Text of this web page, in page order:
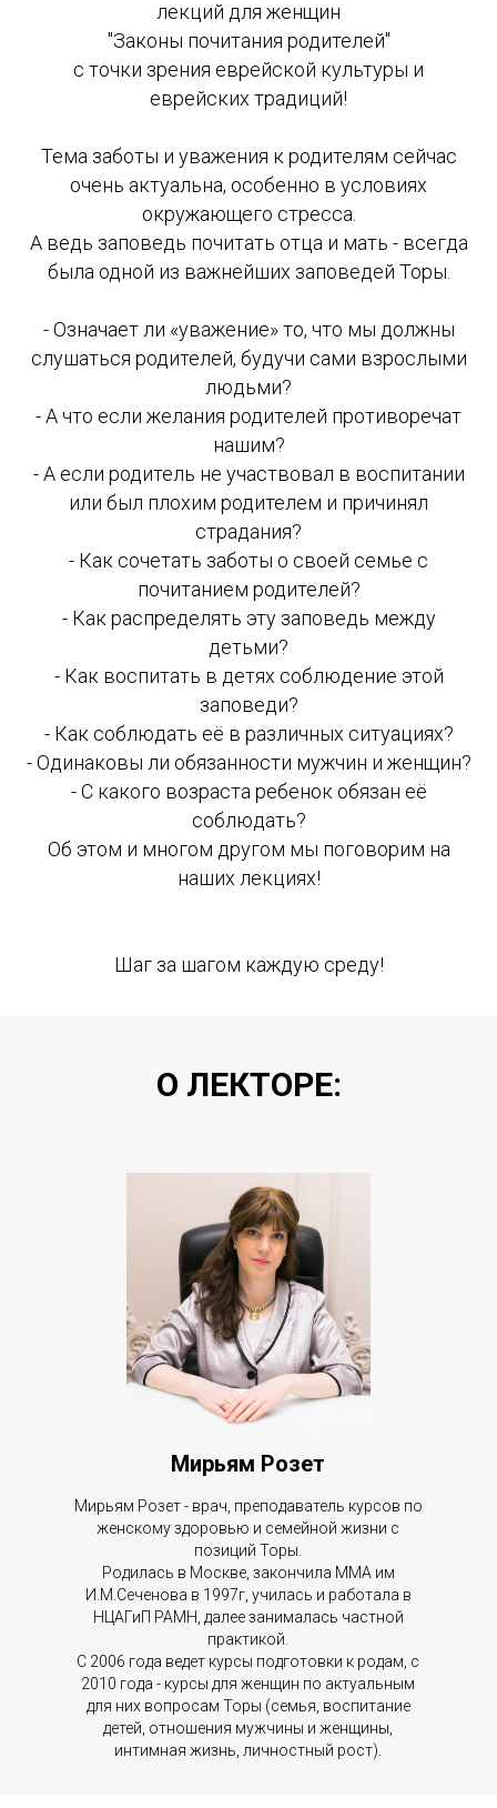
лекций для женщин
"Законы почитания родителей"
с точки зрения еврейской культуры и
еврейских традиций!
Тема заботы и уважения к родителям сейчас
очень актуальна, особенно в условиях
окружающего стресса.
А ведь заповедь почитать отца и мать - всегда
была одной из важнейших заповедей Торы.
- Означает ли «уважение» то, что мы должны
слушаться родителей, будучи сами взрослыми
людьми?
- А что если желания родителей противоречат
нашим?
- А если родитель не участвовал в воспитании
или был плохим родителем и причинял
страдания?
- Как сочетать заботы о своей семье с
почитанием родителей?
- Как распределять эту заповедь между
детьми?
- Как воспитать в детях соблюдение этой
заповеди?
- Как соблюдать её в различных ситуациях?
- Одинаковы ли обязанности мужчин и женщин?
- С какого возраста ребенок обязан её
соблюдать?
Об этом и многом другом мы поговорим на
наших лекциях!
Шаг за шагом каждую среду!
О ЛЕКТОРЕ:
Мирьям Розет
Мирьям Розет - врач, преподаватель курсов по
женскому здоровью и семейной жизни с
позиций Торы.
Родилась в Москве, закончила ММА им
И.М.Сеченова в 1997г, училась и работала в
НЦАГиП РАМН, далее занималась частной
практикой.
С 2006 года ведет курсы подготовки к родам, с
2010 года - курсы для женщин по актуальным
для них вопросам Торы (семья, воспитание
детей, отношения мужчины и женщины,
интимная жизнь, личностный рост).